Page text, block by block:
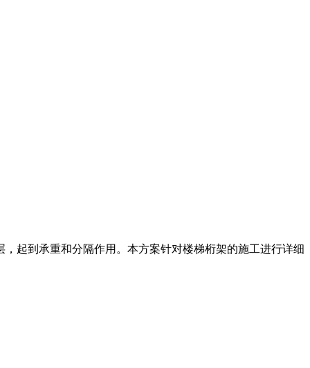
起到承重和分隔作用。本方案针对楼梯桁架的施工进行详细